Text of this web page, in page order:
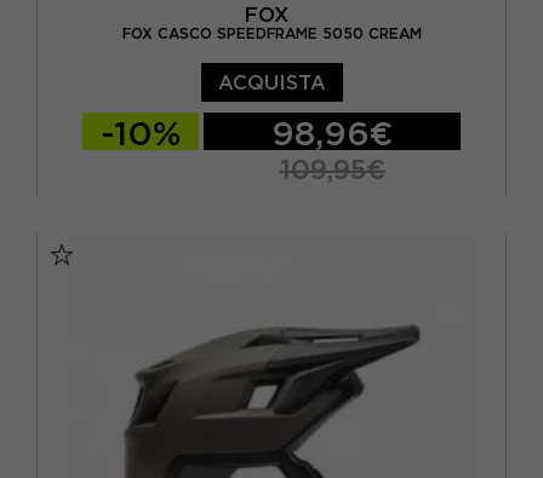
FOX
FOX CASCO SPEEDFRAME 5050 CREAM
ACQUISTA
-10% 98,96€
109,95€